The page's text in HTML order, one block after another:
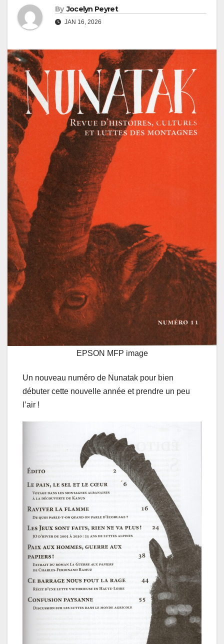
By Jocelyn Peyret
JAN 16, 2026
EPSON MFP image
Un nouveau numéro de Nunatak pour bien
débuter cette nouvelle année et prendre un peu
l’air !